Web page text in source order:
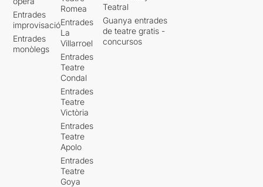
Entrades
improvisació
Entrades
monòlegs
Romea
Entrades
La
Villarroel
Entrades
Teatre
Condal
Entrades
Teatre
Victòria
Entrades
Teatre
Apolo
Entrades
Teatre
Goya
Teatral
Guanya entrades
de teatre gratis -
concursos